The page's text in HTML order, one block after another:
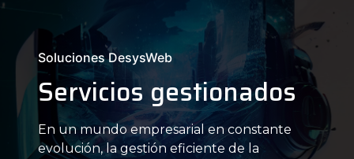
Soluciones DesysWeb
Servicios gestionados
En un mundo empresarial en constante
evolución, la gestión eficiente de la